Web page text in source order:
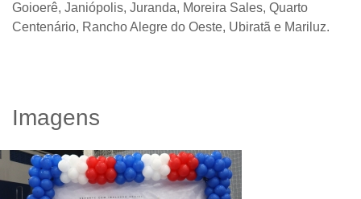
Goioerê, Janiópolis, Juranda, Moreira Sales, Quarto
Centenário, Rancho Alegre do Oeste, Ubiratã e Mariluz.
Imagens